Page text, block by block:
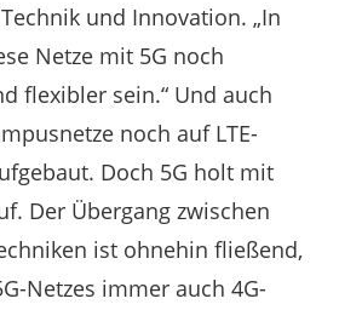
und Innovation. „In
Netze mit 5G noch
flexibler sein.“ Und auch
noch auf LTE-
Doch 5G holt mit
Der Übergang zwischen
ist ohnehin fließend,
Netzes immer auch 4G-